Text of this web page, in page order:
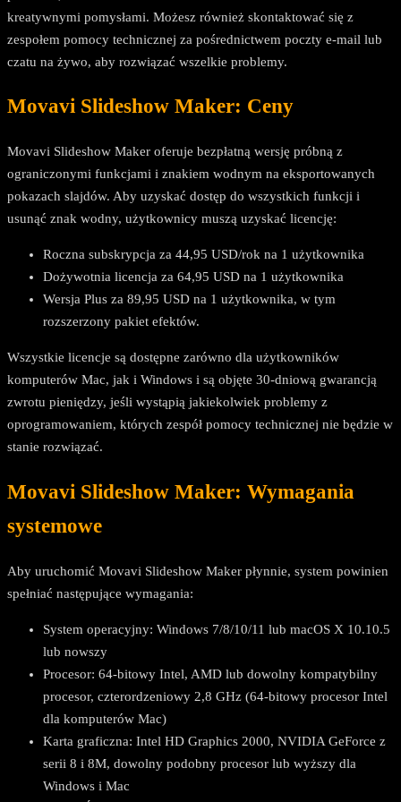
kreatywnymi pomysłami. Możesz również skontaktować się z
zespołem pomocy technicznej za pośrednictwem poczty e-mail lub
czatu na żywo, aby rozwiązać wszelkie problemy.
Movavi Slideshow Maker: Ceny
Movavi Slideshow Maker oferuje bezpłatną wersję próbną z
ograniczonymi funkcjami i znakiem wodnym na eksportowanych
pokazach slajdów. Aby uzyskać dostęp do wszystkich funkcji i
usunąć znak wodny, użytkownicy muszą uzyskać licencję:
Roczna subskrypcja za 44,95 USD/rok na 1 użytkownika
Dożywotnia licencja za 64,95 USD na 1 użytkownika
Wersja Plus za 89,95 USD na 1 użytkownika, w tym
rozszerzony pakiet efektów.
Wszystkie licencje są dostępne zarówno dla użytkowników
komputerów Mac, jak i Windows i są objęte 30-dniową gwarancją
zwrotu pieniędzy, jeśli wystąpią jakiekolwiek problemy z
oprogramowaniem, których zespół pomocy technicznej nie będzie w
stanie rozwiązać.
Movavi Slideshow Maker: Wymagania
systemowe
Aby uruchomić Movavi Slideshow Maker płynnie, system powinien
spełniać następujące wymagania:
System operacyjny: Windows 7/8/10/11 lub macOS Х 10.10.5
lub nowszy
Procesor: 64-bitowy Intel, AMD lub dowolny kompatybilny
procesor, czterordzeniowy 2,8 GHz (64-bitowy procesor Intel
dla komputerów Mac)
Karta graficzna: Intel HD Graphics 2000, NVIDIA GeForce z
serii 8 i 8M, dowolny podobny procesor lub wyższy dla
Windows i Mac